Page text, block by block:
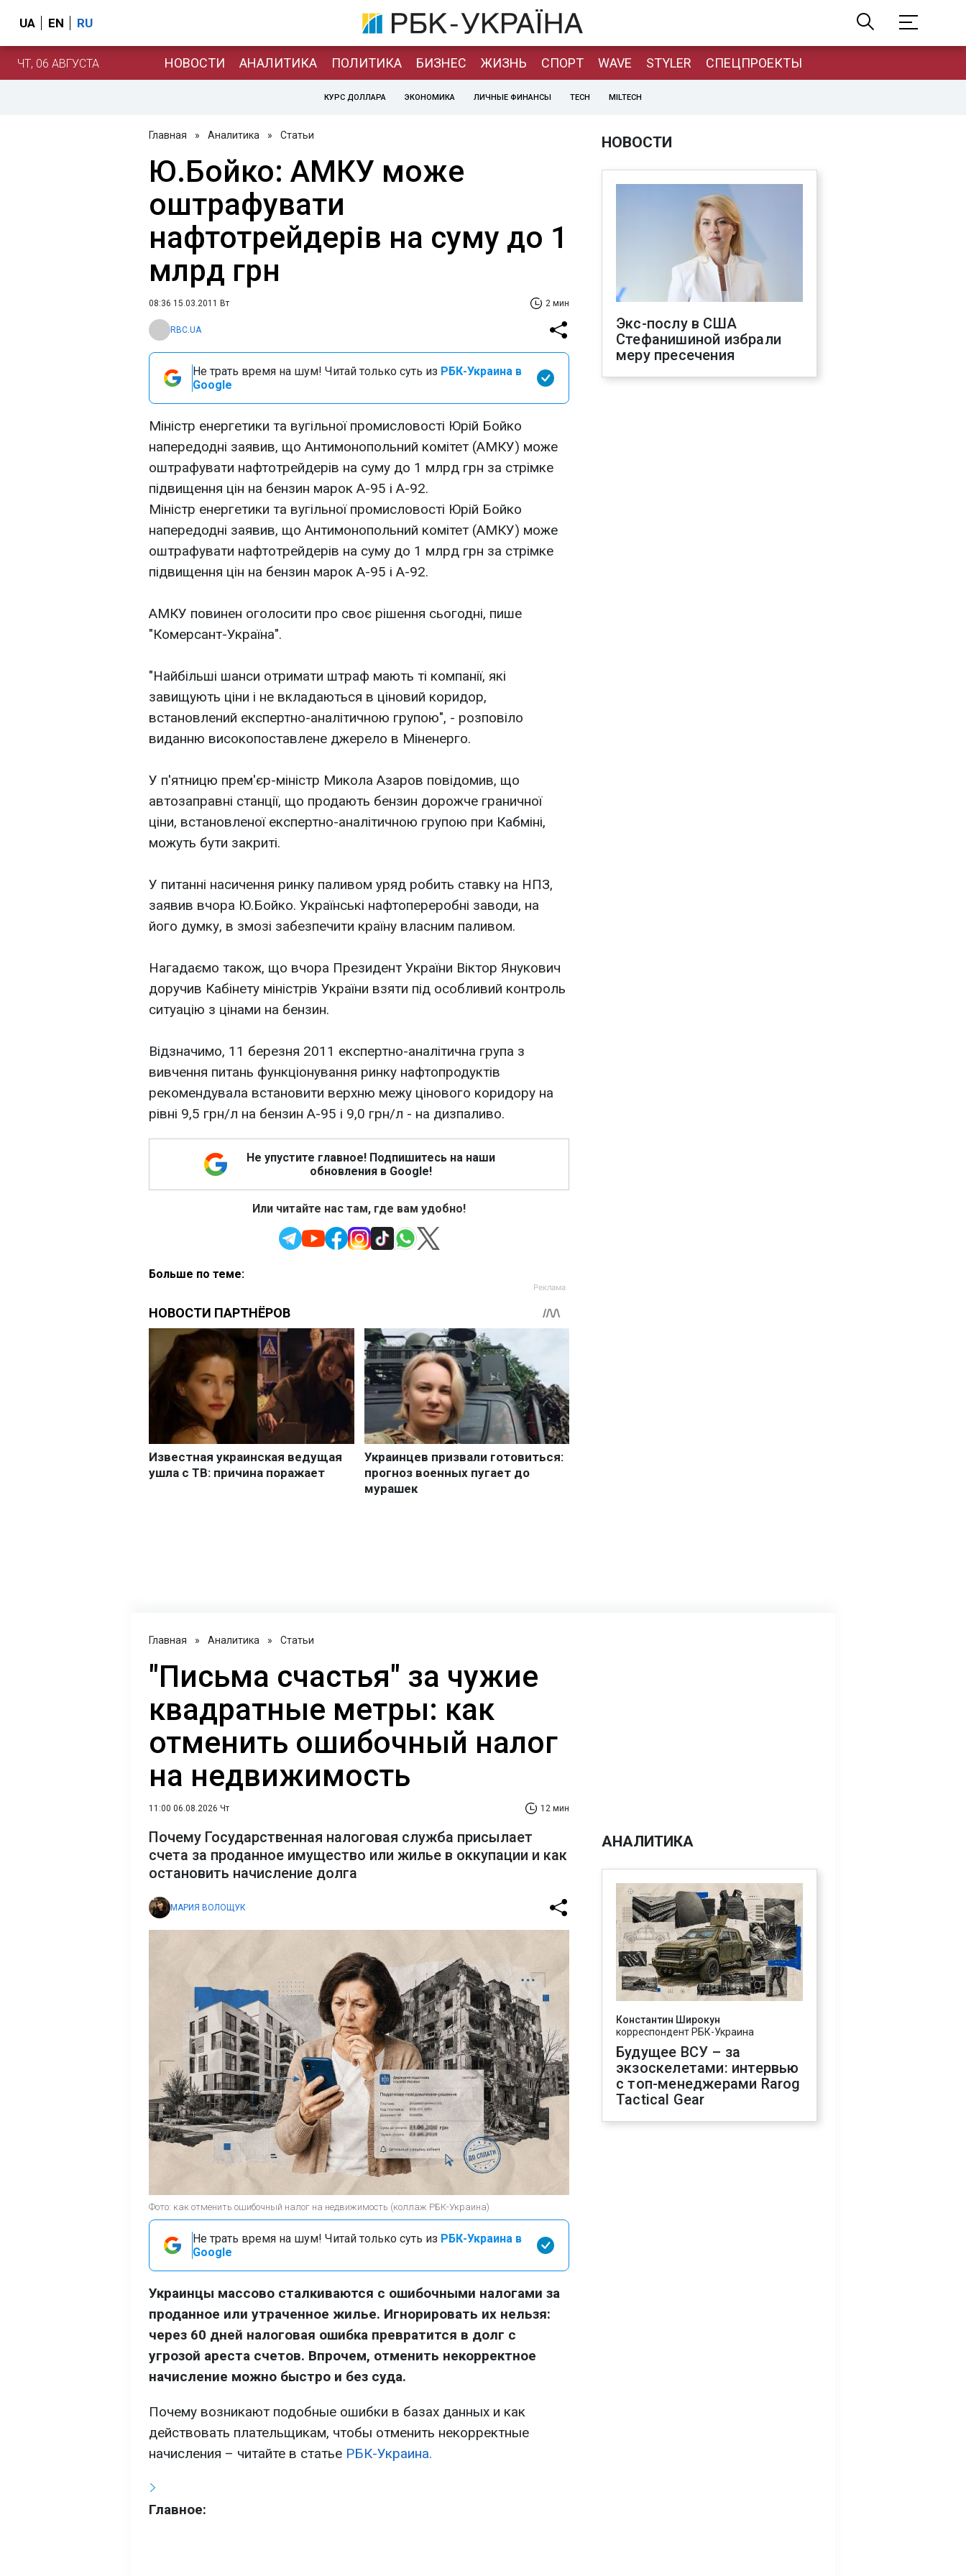
UA EN RU
ЧТ, 06 АВГУСТА НОВОСТИ АНАЛИТИКА ПОЛИТИКА БИЗНЕС ЖИЗНЬ СПОРТ WAVE STYLER СПЕЦПРОЕКТЫ
КУРС ДОЛЛАРА ЭКОНОМИКА ЛИЧНЫЕ ФИНАНСЫ TECH MILTECH
Главная » Аналитика » Статьи
Ю.Бойко: АМКУ може
оштрафувати
нафтотрейдерів на суму до 1
млрд грн
08:36 15.03.2011 Вт 2 мин
RBC.UA
Не трать время на шум! Читай только суть из РБК-Украина в
Google
Міністр енергетики та вугільної промисловості Юрій Бойко
напередодні заявив, що Антимонопольний комітет (АМКУ) може
оштрафувати нафтотрейдерів на суму до 1 млрд грн за стрімке
підвищення цін на бензин марок А-95 і А-92.
Міністр енергетики та вугільної промисловості Юрій Бойко
напередодні заявив, що Антимонопольний комітет (АМКУ) може
оштрафувати нафтотрейдерів на суму до 1 млрд грн за стрімке
підвищення цін на бензин марок А-95 і А-92.
АМКУ повинен оголосити про своє рішення сьогодні, пише
"Комерсант-Україна".
"Найбільші шанси отримати штраф мають ті компанії, які
завищують ціни і не вкладаються в ціновий коридор,
встановлений експертно-аналітичною групою", - розповіло
виданню високопоставлене джерело в Міненерго.
У п'ятницю прем'єр-міністр Микола Азаров повідомив, що
автозаправні станції, що продають бензин дорожче граничної
ціни, встановленої експертно-аналітичною групою при Кабміні,
можуть бути закриті.
У питанні насичення ринку паливом уряд робить ставку на НПЗ,
заявив вчора Ю.Бойко. Українські нафтопереробні заводи, на
його думку, в змозі забезпечити країну власним паливом.
Нагадаємо також, що вчора Президент України Віктор Янукович
доручив Кабінету міністрів України взяти під особливий контроль
ситуацію з цінами на бензин.
Відзначимо, 11 березня 2011 експертно-аналітична група з
вивчення питань функціонування ринку нафтопродуктів
рекомендувала встановити верхню межу цінового коридору на
рівні 9,5 грн/л на бензин А-95 і 9,0 грн/л - на дизпаливо.
Не упустите главное! Подпишитесь на наши
обновления в Google!
Или читайте нас там, где вам удобно!
Больше по теме:
НОВОСТИ
Экс-послу в США
Стефанишиной избрали
меру пресечения
Главная » Аналитика » Статьи
"Письма счастья" за чужие
квадратные метры: как
отменить ошибочный налог
на недвижимость
11:00 06.08.2026 Чт 12 мин
Почему Государственная налоговая служба присылает
счета за проданное имущество или жилье в оккупации и как
остановить начисление долга
МАРИЯ ВОЛОЩУК
Фото: как отменить ошибочный налог на недвижимость (коллаж РБК-Украина)
Не трать время на шум! Читай только суть из РБК-Украина в
Google
Украинцы массово сталкиваются с ошибочными налогами за
проданное или утраченное жилье. Игнорировать их нельзя:
через 60 дней налоговая ошибка превратится в долг с
угрозой ареста счетов. Впрочем, отменить некорректное
начисление можно быстро и без суда.
Почему возникают подобные ошибки в базах данных и как
действовать плательщикам, чтобы отменить некорректные
начисления – читайте в статье РБК-Украина.
Главное:
АНАЛИТИКА
Константин Широкун
корреспондент РБК-Украина
Будущее ВСУ – за
экзоскелетами: интервью
с топ-менеджерами Rarog
Tactical Gear